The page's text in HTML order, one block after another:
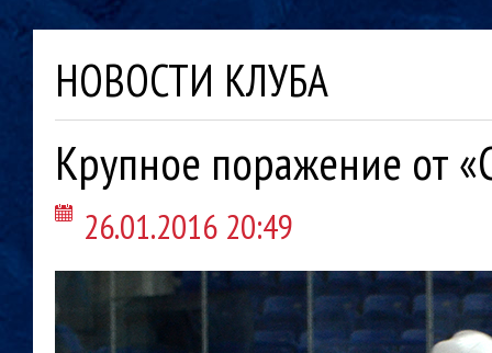
НОВОСТИ КЛУБА
Крупное поражение от
26.01.2016 20:49